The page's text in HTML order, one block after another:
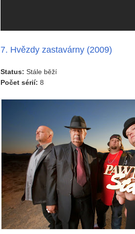
7. Hvězdy zastavárny (2009)
Status: Stále běží
Počet sérií: 8